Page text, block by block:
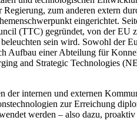
zum anderen extern
ein­gerichtet.
(TTC) ge­gründet, von der
sein wird. Sowohl der
Aufbau einer Abtei­lung für
and Strategic Technologies
internen und externen
zur Errei­chung
werden – also dazu,